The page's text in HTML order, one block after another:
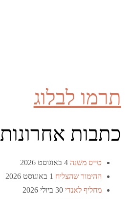
תרמו לבלוג
כתבות אחרונות
טייס משנה 4 באוגוסט 2026
ההימור שהצליח 1 באוגוסט 2026
מחליף לאנדי 30 ביולי 2026